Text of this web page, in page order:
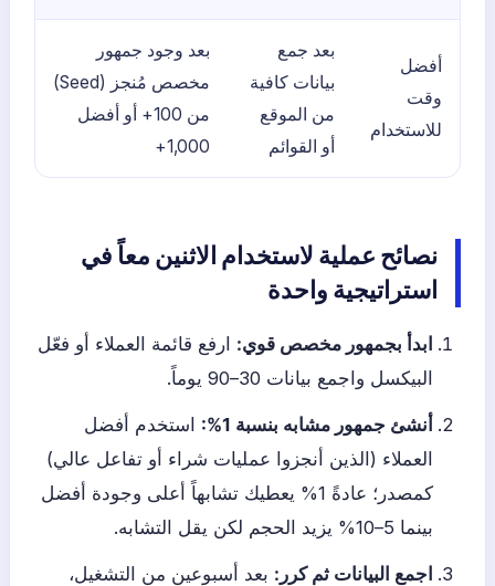
أفضل
وقت
للاستخدام
بعد جمع
بيانات كافية
من الموقع
أو القوائم
بعد وجود جمهور
مخصص مُنجز (Seed)
من 100+ أو أفضل
1,000+
نصائح عملية لاستخدام الاثنين معاً في
استراتيجية واحدة
ابدأ بجمهور مخصص قوي: ارفع قائمة العملاء أو فعّل
البيكسل واجمع بيانات 30–90 يوماً.
أنشئ جمهور مشابه بنسبة 1%:
استخدم أفضل
العملاء (الذين أنجزوا عمليات شراء أو تفاعل عالي)
كمصدر؛ عادةً 1% يعطيك تشابهاً أعلى وجودة أفضل
بينما 5–10% يزيد الحجم لكن يقل التشابه.
اجمع البيانات ثم كرر: بعد أسبوعين من التشغيل،